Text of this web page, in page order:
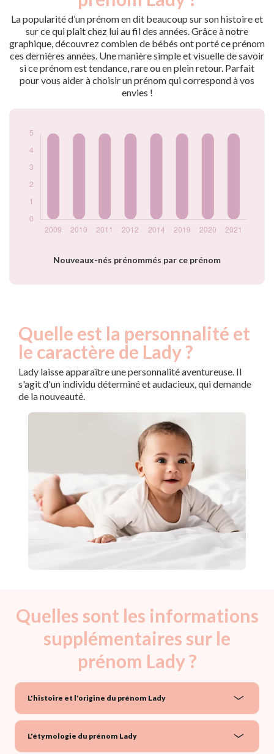
La popularité d’un prénom en dit beaucoup sur son histoire et
sur ce qui plaît chez lui au fil des années. Grâce à notre
graphique, découvrez combien de bébés ont porté ce prénom
ces dernières années. Une manière simple et visuelle de savoir
si ce prénom est tendance, rare ou en plein retour. Parfait
pour vous aider à choisir un prénom qui correspond à vos
envies !
Nouveaux-nés prénommés par ce prénom
prénom Lady par
2010
5
2011
5
2012
5
2014
5
2019
5
2020
5
Quelle est la personnalité et
le caractère de Lady ?
Lady laisse apparaître une personnalité aventureuse. Il
s'agit d'un individu déterminé et audacieux, qui demande
de la nouveauté.
Quelles sont les informations
supplémentaires sur le
prénom Lady ?
L'histoire et l'origine du prénom Lady
L'étymologie du prénom Lady